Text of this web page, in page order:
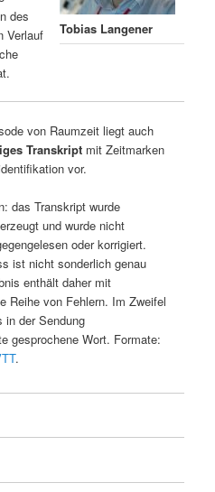
Tobias Langener
des
Verlauf
von Raumzeit liegt auch
Transkriptmit Zeitmarken
vor.
das Transkript wurde
und wurde nicht
oder korrigiert.
ist nicht sonderlich genau
enthält daher mit
Reihe von Fehlern. Im Zweifel
in der Sendung
gesprochene Wort. Formate:
.